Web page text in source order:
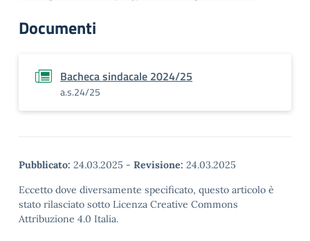
Documenti
Bacheca sindacale 2024/25
a.s.24/25
Pubblicato: 24.03.2025 - Revisione: 24.03.2025
Eccetto dove diversamente specificato, questo articolo è
stato rilasciato sotto Licenza Creative Commons
Attribuzione 4.0 Italia.